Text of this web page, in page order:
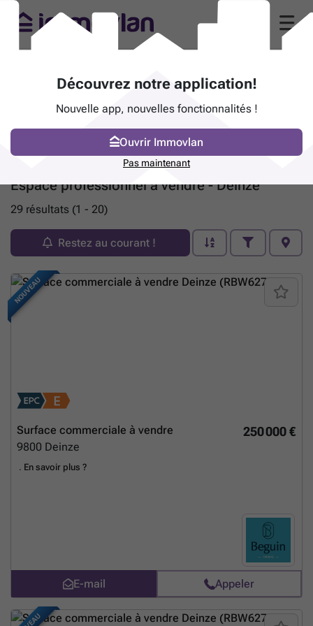
Espace professionnel à vendre - Deinze
29 résultats (1 - 20)
Restez au courant !
NOUVEAU
250 000 €
Surface commerciale à vendre
9800 Deinze
. En savoir plus ?
E-mail Appeler
Découvrez notre application!
Nouvelle app, nouvelles fonctionnalités !
Ouvrir Immovlan
Pas maintenant